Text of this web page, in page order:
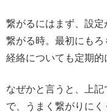
繋がるにはまず、設
繋がる時。最初にもろ
経絡についても定期的
なぜかと言うと、上
で、うまく繋がりに